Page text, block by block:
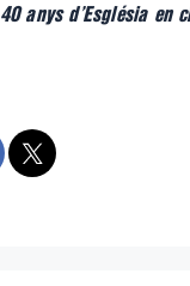
40 anys d’Església en